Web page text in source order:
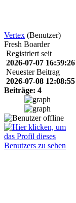
Vertex (Benutzer)
Fresh Boarder
Registriert seit
2026-07-07 16:59:26
Neuester Beitrag
2026-07-08 12:08:55
Beiträge: 4